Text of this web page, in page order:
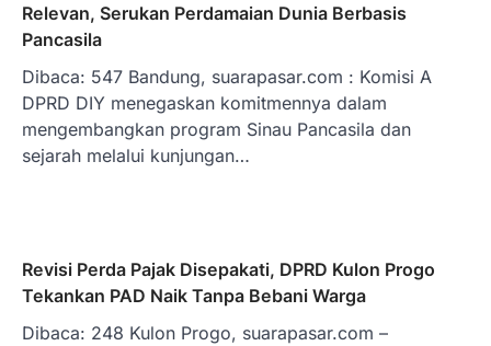
Relevan, Serukan Perdamaian Dunia Berbasis
Pancasila
Dibaca: 547 Bandung, suarapasar.com : Komisi A
DPRD DIY menegaskan komitmennya dalam
mengembangkan program Sinau Pancasila dan
sejarah melalui kunjungan…
Revisi Perda Pajak Disepakati, DPRD Kulon Progo
Tekankan PAD Naik Tanpa Bebani Warga
Dibaca: 248 Kulon Progo, suarapasar.com –